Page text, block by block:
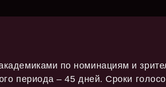
по номинациям и
периода – 45 дней. Сроки